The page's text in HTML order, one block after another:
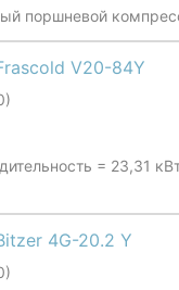
поршневой
V20-84Y
= 23,31
4G-20.2 Y